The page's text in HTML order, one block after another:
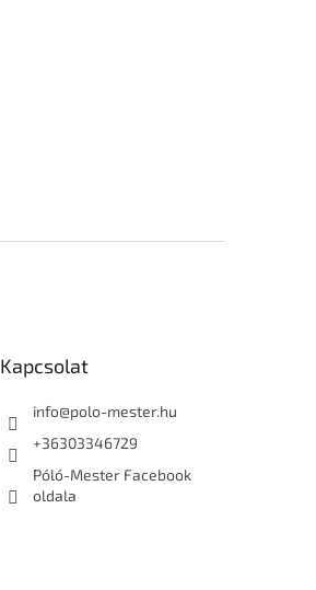
Kapcsolat
info@polo-mester.hu
+36303346729
Póló-Mester Facebook
oldala